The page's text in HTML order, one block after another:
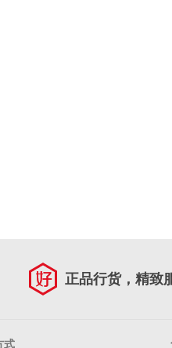
正品行货，精致
式